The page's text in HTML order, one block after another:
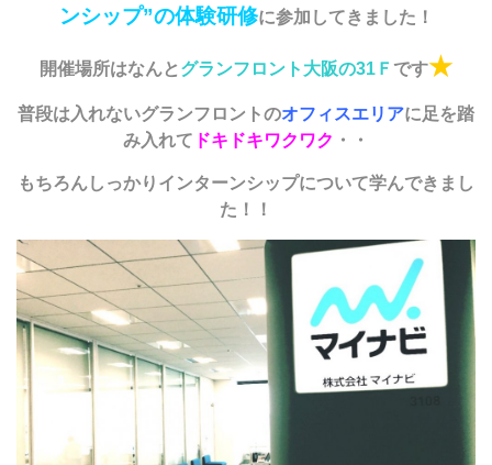
ンシップ”の体験研修に参加してきました！
開催場所はなんと グランフロント大阪の31Ｆ です★
普段は入れないグランフロントのオフィスエリアに足を踏
み入れて ドキドキワクワク ・・
もちろんしっかりインターンシップについて学んできまし
た！！